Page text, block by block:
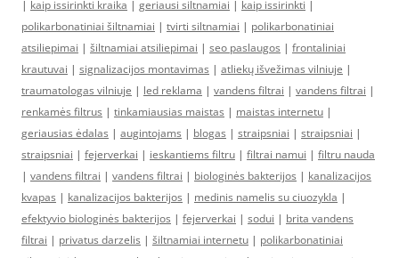
| kaip issirinkti kraika | geriausi siltnamiai | kaip issirinkti |
polikarbonatiniai šiltnamiai | tvirti siltnamiai | polikarbonatiniai
atsiliepimai | šiltnamiai atsiliepimai | seo paslaugos | frontaliniai
krautuvai | signalizacijos montavimas | atliekų išvežimas vilniuje |
traumatologas vilniuje | led reklama | vandens filtrai | vandens filtrai |
renkamės filtrus | tinkamiausias maistas | maistas internetu |
geriausias ėdalas | augintojams | blogas | straipsniai | straipsniai |
straipsniai | fejerverkai | ieskantiems filtru | filtrai namui | filtru nauda
| vandens filtrai | vandens filtrai | biologinės bakterijos | kanalizacijos
kvapas | kanalizacijos bakterijos | medinis namelis su ciuozykla |
efektyvio biologinės bakterijos | fejerverkai | sodui | brita vandens
filtrai | privatus darzelis | šiltnamiai internetu | polikarbonatiniai